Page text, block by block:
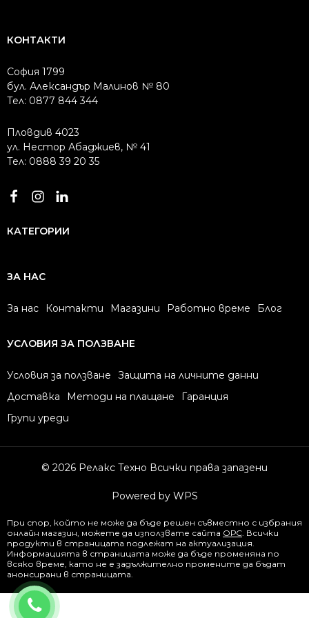
0877844344
КОНТАКТИ
София 1799
бул. Александър Малинов № 80
Тел: 0877 844 344
Пловдив 4023
ул. Нестор Абаджиев, № 41
Тел: 0888 39 20 35
КАТЕГОРИИ
ЗА НАС
За нас Контакти Магазини Работно време Блог
УСЛОВИЯ ЗА ПОЛЗВАНЕ
Условия за ползване
Защита на личните данни
Доставка
Методи на плащане
Гаранция
Групи уреди
© 2026 Релакс Техно Всички права запазени
Powered by WPS
При спор, който не може да бъде решен съвместно с избрания
онлайн магазин, можете да използвате сайта ОРС. Всички
продукти в страницата подлежат на актуализация.
Информацията в страницата може да бъде променяна по
всяко време, като не е задължително промените да бъдат
анонсирани в страницата.